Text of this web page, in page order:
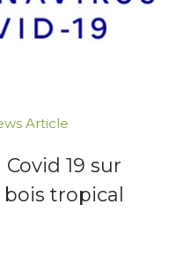
Article
19 sur
tropical